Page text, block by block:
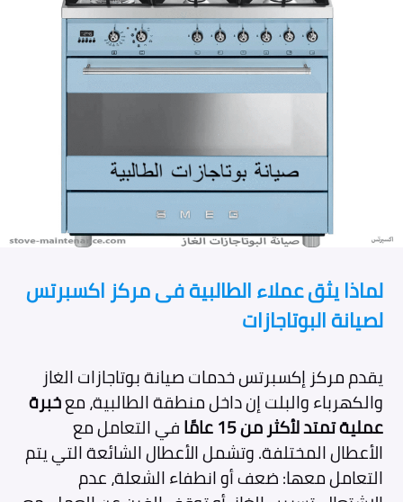
لماذا يثق عملاء الطالبية فى مركز اكسبرتس
لصيانة البوتاجازات
يقدم مركز إكسبرتس خدمات صيانة بوتاجازات الغاز
والكهرباء والبلت إن داخل منطقة الطالبية، معخبرة
عملية تمتد لأكثر من 15 عامًا في التعامل مع
الأعطال المختلفة. وتشمل الأعطال الشائعة التي يتم
التعامل معها: ضعف أو انطفاء الشعلة، عدم